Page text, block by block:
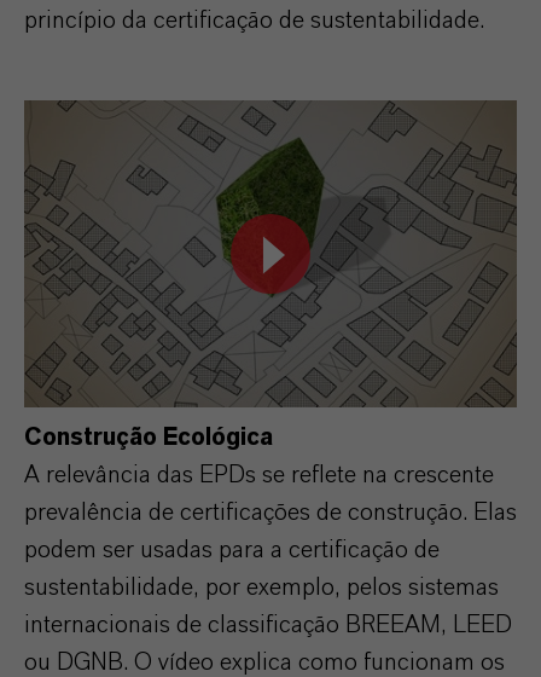
princípio da certificação de sustentabilidade.
Construção Ecológica
A relevância das EPDs se reflete na crescente
prevalência de certificações de construção. Elas
podem ser usadas para a certificação de
sustentabilidade, por exemplo, pelos sistemas
internacionais de classificação BREEAM, LEED
ou DGNB. O vídeo explica como funcionam os